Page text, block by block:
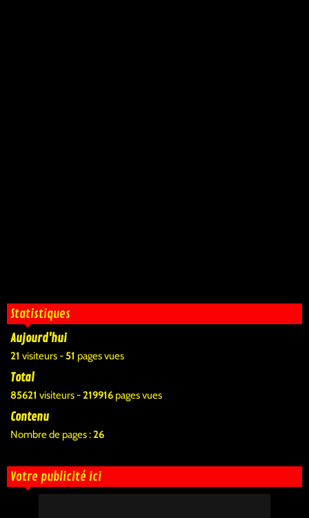
Statistiques
Aujourd'hui
21 visiteurs -51 pages vues
Total
85621 visiteurs -219916 pages vues
Contenu
Nombre de pages :26
Votre publicité ici